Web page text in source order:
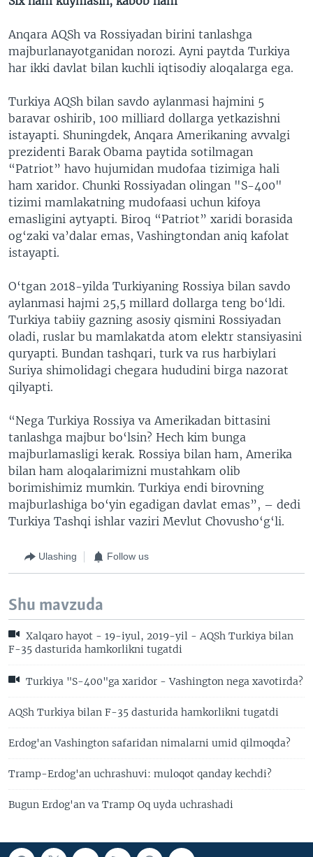
Anqara AQSh va Rossiyadan birini tanlashga
majburlanayotganidan norozi. Ayni paytda Turkiya
har ikki davlat bilan kuchli iqtisodiy aloqalarga ega.
Turkiya AQSh bilan savdo aylanmasi hajmini 5
baravar oshirib, 100 milliard dollarga yetkazishni
istayapti. Shuningdek, Anqara Amerikaning avvalgi
prezidenti Barak Obama paytida sotilmagan
“Patriot” havo hujumidan mudofaa tizimiga hali
ham xaridor. Chunki Rossiyadan olingan "S-400"
tizimi mamlakatning mudofaasi uchun kifoya
emasligini aytyapti. Biroq “Patriot” xaridi borasida
og‘zaki va’dalar emas, Vashingtondan aniq kafolat
istayapti.
O‘tgan 2018-yilda Turkiyaning Rossiya bilan savdo
aylanmasi hajmi 25,5 millard dollarga teng bo‘ldi.
Turkiya tabiiy gazning asosiy qismini Rossiyadan
oladi, ruslar bu mamlakatda atom elektr stansiyasini
quryapti. Bundan tashqari, turk va rus harbiylari
Suriya shimolidagi chegara hududini birga nazorat
qilyapti.
“Nega Turkiya Rossiya va Amerikadan bittasini
tanlashga majbur bo‘lsin? Hech kim bunga
majburlamasligi kerak. Rossiya bilan ham, Amerika
bilan ham aloqalarimizni mustahkam olib
borimishimiz mumkin. Turkiya endi birovning
majburlashiga bo‘yin egadigan davlat emas”, – dedi
Turkiya Tashqi ishlar vaziri Mevlut Chovusho‘g‘li.
Ulashing Follow us
Shu mavzuda
Xalqaro hayot - 19-iyul, 2019-yil - AQSh Turkiya bilan
F-35 dasturida hamkorlikni tugatdi
Turkiya "S-400"ga xaridor - Vashington nega xavotirda?
AQSh Turkiya bilan F-35 dasturida hamkorlikni tugatdi
Erdog'an Vashington safaridan nimalarni umid qilmoqda?
Tramp-Erdog'an uchrashuvi: muloqot qanday kechdi?
Bugun Erdog'an va Tramp Oq uyda uchrashadi